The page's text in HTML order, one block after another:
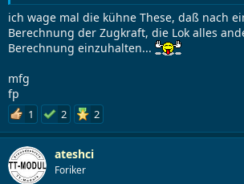
ich wage mal die kühne These, daß nach
Berechnung der Zugkraft, die Lok alles
Berechnung einzuhalten...
mfg
fp
1 2 2
ateshci
Foriker